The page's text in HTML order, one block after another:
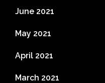
June 2021
May 2021
April 2021
March 2021